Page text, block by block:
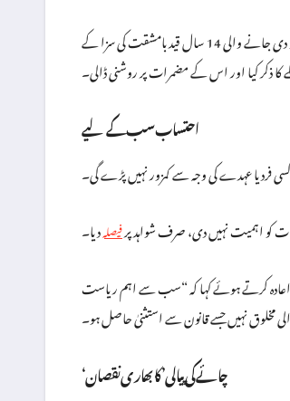
گورنر فیصل کریم کنڈی نے یہ بیان پشاور میں ایک پریس کانفرنس کے دوران دیا، جس میں انہوں نے سابق جنرل فیض حمید کو دی جانے والی 14 سال قید بامشقت کی سزا کے
کا ذکر کیا اور اس کے مضمرات پر روشنی ڈالی۔
احتساب سب کے لیے
فرد یا عہدے کی وجہ سے کمزور نہیں پڑے گی۔
فیصلہ
اعادہ کرتے ہوئے کہا کہ “سب سے اہم ریاست
‘چائے کی پیالی’ کا بھاری نقصان